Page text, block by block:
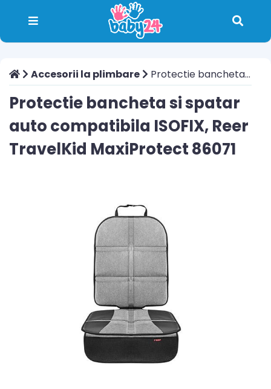
Accesorii la plimbare Protectie bancheta si spatar auto compatibila ISOFIX, Reer TravelKid MaxiProtect 86071
Protectie bancheta si spatar
auto compatibila ISOFIX, Reer
TravelKid MaxiProtect 86071